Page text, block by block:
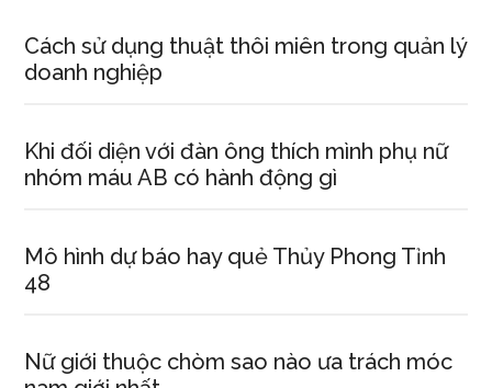
Cách sử dụng thuật thôi miên trong quản lý
doanh nghiệp
Khi đối diện với đàn ông thích mình phụ nữ
nhóm máu AB có hành động gì
Mô hình dự báo hay quẻ Thủy Phong Tỉnh
48
Nữ giới thuộc chòm sao nào ưa trách móc